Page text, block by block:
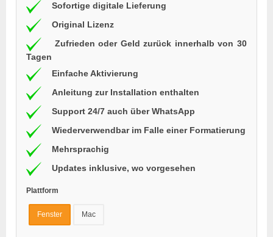
Sofortige digitale Lieferung
Original Lizenz
Zufrieden oder Geld zurück innerhalb von 30
Tagen
Einfache Aktivierung
Anleitung zur Installation enthalten
Support 24/7 auch über WhatsApp
Wiederverwendbar im Falle einer Formatierung
Mehrsprachig
Updates inklusive, wo vorgesehen
Plattform
Fenster Mac